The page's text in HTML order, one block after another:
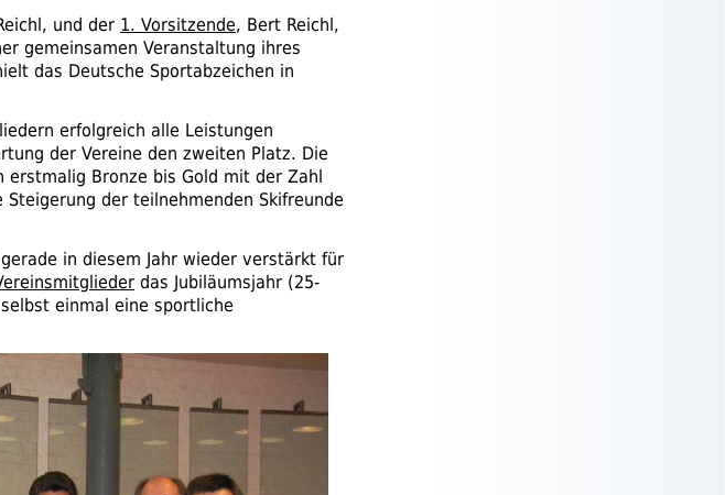
und der 1. Vorsitzende, Bert Reichl,
gemeinsamen Veranstaltung ihres
das Deutsche Sportabzeichen in
erfolgreich alle Leistungen
der Vereine den zweiten Platz. Die
Bronze bis Gold mit der Zahl
der teilnehmenden Skifreunde
in diesem Jahr wieder verstärkt für
das Jubiläumsjahr (25-
einmal eine sportliche